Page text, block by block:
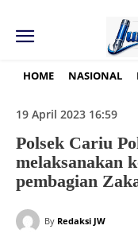
HOME NASIONAL
19 April 2023 16:59
Polsek Cariu
melaksanakan
pembagian
By Redaksi JW